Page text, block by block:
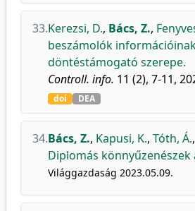
33.Kerezsi, D., Bács, Z.,
beszámolók
döntéstámogató szerepe.
Controll. info. 11 (2), 7-11,
doi DEA
34.Bács, Z., Kapusi, K., Tóth, Á.,
Diplomás
Világgazdaság 2023.05.09.